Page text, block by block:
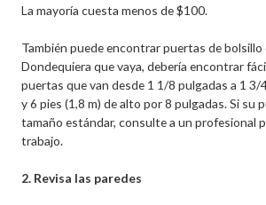
La mayoría cuesta menos de $100.
También puede encontrar puertas de bolsillo
Dondequiera que vaya, debería encontrar
puertas que van desde 1 1/8 pulgadas a 1
y 6 pies (1,8 m) de alto por 8 pulgadas. Si su
tamaño estándar, consulte a un profesional
trabajo.
2. Revisa las paredes